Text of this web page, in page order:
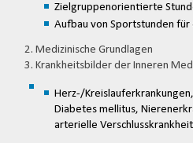
Zielgruppenorientierte
Aufbau von Sportstunden
2. Medizinische Grundlagen
3. Krankheitsbilder der Inneren
Herz-/
Diabetes mellitus,
arterielle